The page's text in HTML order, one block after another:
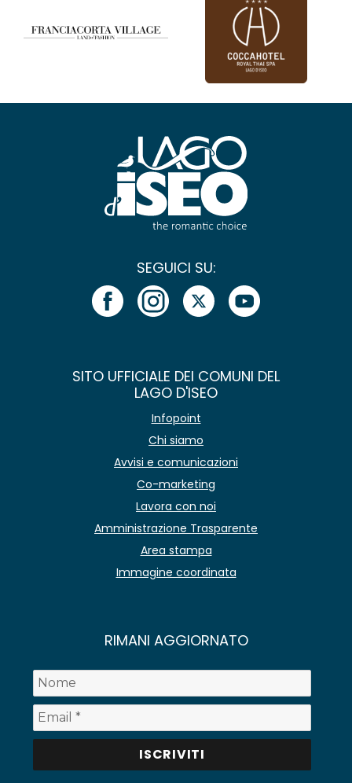
SEGUICI SU:
SITO UFFICIALE DEI COMUNI DEL
LAGO D'ISEO
Infopoint
Chi siamo
Avvisi e comunicazioni
Co-marketing
Lavora con noi
Amministrazione Trasparente
Area stampa
Immagine coordinata
RIMANI AGGIORNATO